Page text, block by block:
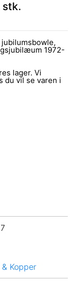
stk.
1972-
lager. Vi
du vil se varen i
Kopper